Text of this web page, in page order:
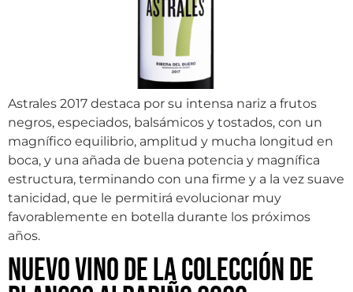
Astrales 2017 destaca por su intensa nariz a frutos
negros, especiados, balsámicos y tostados, con un
magnífico equilibrio, amplitud y mucha longitud en
boca, y una añada de buena potencia y magnífica
estructura, terminando con una firme y a la vez suave
tanicidad, que le permitirá evolucionar muy
favorablemente en botella durante los próximos
años.
Nuevo vino de la colección de